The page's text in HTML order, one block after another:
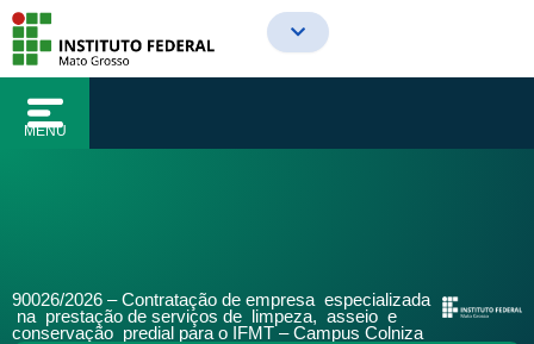
conteúdo
para
conteúdo
MENU
90026/2026 – Contratação de empresa especializada
na prestação de serviços de limpeza, asseio e
conservação predial para o IFMT – Campus Colniza